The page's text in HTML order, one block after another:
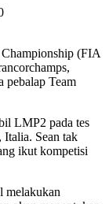
(FIA
pebalap Team
LMP2 pada tes
Sean tak
ikut kompetisi
melakukan